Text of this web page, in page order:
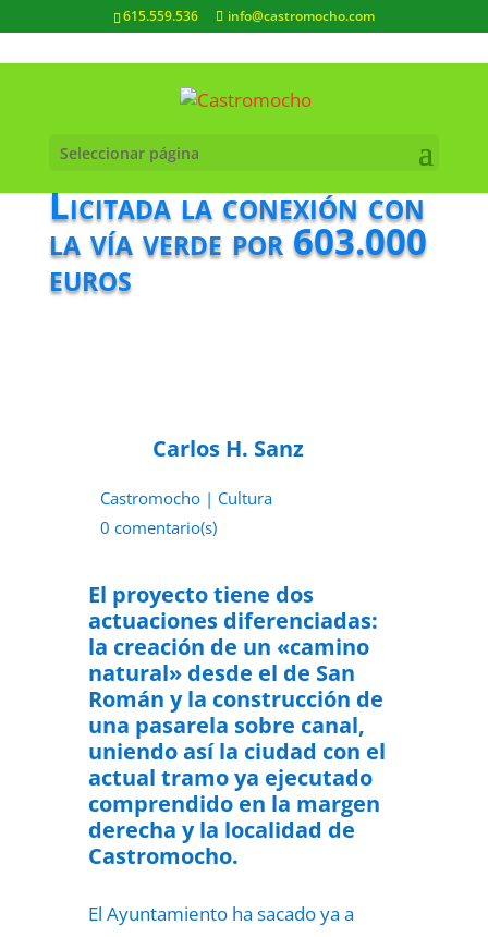
615.559.536 info@castromocho.com
Seleccionar página
Licitada la conexión con
la vía verde por 603.000
euros
Carlos H. Sanz
Castromocho| Cultura
0 comentario(s)
El proyecto tiene dos
actuaciones diferenciadas:
la creación de un «camino
natural» desde el de San
Román y la construcción de
una pasarela sobre canal,
uniendo así la ciudad con el
actual tramo ya ejecutado
comprendido en la margen
derecha y la localidad de
Castromocho.
El Ayuntamiento ha sacado ya a